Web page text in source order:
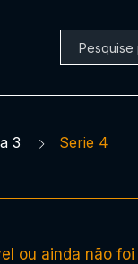
3 Serie 4
ou ainda não